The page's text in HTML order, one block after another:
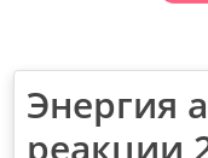
Энергия